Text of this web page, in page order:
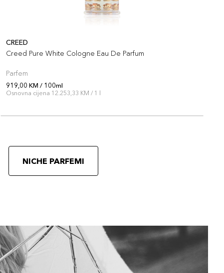
CREED
Creed Pure White Cologne Eau De Parfum
Parfem
919,00 KM / 100ml
Osnovna cijena 12.253,33 KM / 1 l
NICHE PARFEMI